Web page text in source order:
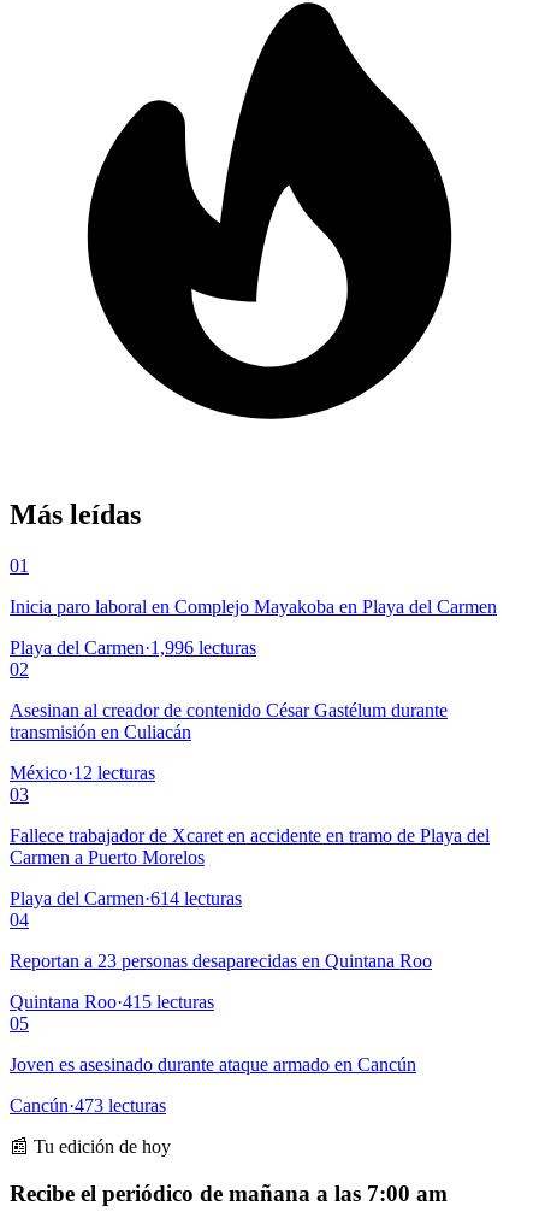
Más leídas
01
Inicia paro laboral en Complejo Mayakoba en Playa del Carmen
Playa del Carmen·1,996 lecturas
02
Asesinan al creador de contenido César Gastélum durante
transmisión en Culiacán
México·12 lecturas
03
Fallece trabajador de Xcaret en accidente en tramo de Playa del
Carmen a Puerto Morelos
Playa del Carmen·614 lecturas
04
Reportan a 23 personas desaparecidas en Quintana Roo
Quintana Roo·415 lecturas
05
Joven es asesinado durante ataque armado en Cancún
Cancún·473 lecturas
📰 Tu edición de hoy
Recibe el periódico de mañana a las 7:00 am